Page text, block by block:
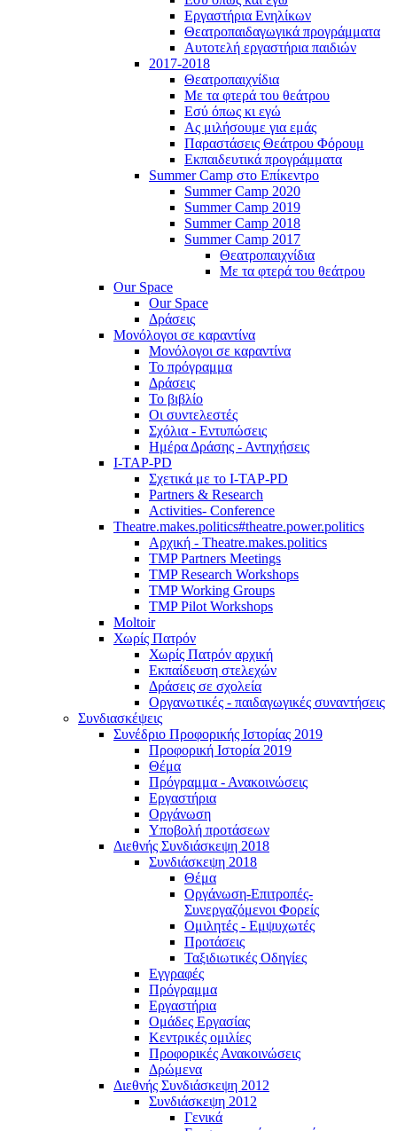
Εργαστήρια Ενηλίκων
Θεατροπαιδαγωγικά προγράμματα
Αυτοτελή εργαστήρια παιδιών
2017-2018
Θεατροπαιχνίδια
Με τα φτερά του θεάτρου
Εσύ όπως κι εγώ
Ας μιλήσουμε για εμάς
Παραστάσεις Θεάτρου Φόρουμ
Εκπαιδευτικά προγράμματα
Summer Camp στο Επίκεντρο
Summer Camp 2020
Summer Camp 2019
Summer Camp 2018
Summer Camp 2017
Θεατροπαιχνίδια
Με τα φτερά του θεάτρου
Our Space
Our Space
Δράσεις
Μονόλογοι σε καραντίνα
Μονόλογοι σε καραντίνα
Το πρόγραμμα
Δράσεις
Το βιβλίο
Οι συντελεστές
Σχόλια - Εντυπώσεις
Ημέρα Δράσης - Αντηχήσεις
I-TAP-PD
Σχετικά με το I-TAP-PD
Partners & Research
Activities- Conference
Theatre.makes.politics#theatre.power.politics
Αρχική - Theatre.makes.politics
TMP Partners Meetings
TMP Research Workshops
TMP Working Groups
TMP Pilot Workshops
Moltoir
Χωρίς Πατρόν
Χωρίς Πατρόν αρχική
Εκπαίδευση στελεχών
Δράσεις σε σχολεία
Οργανωτικές - παιδαγωγικές συναντήσεις
Συνδιασκέψεις
Συνέδριο Προφορικής Ιστορίας 2019
Προφορική Ιστορία 2019
Θέμα
Πρόγραμμα - Ανακοινώσεις
Εργαστήρια
Οργάνωση
Υποβολή προτάσεων
Διεθνής Συνδιάσκεψη 2018
Συνδιάσκεψη 2018
Θέμα
Οργάνωση-Επιτροπές-
Συνεργαζόμενοι Φορείς
Ομιλητές - Εμψυχωτές
Προτάσεις
Ταξιδιωτικές Οδηγίες
Εγγραφές
Πρόγραμμα
Εργαστήρια
Ομάδες Εργασίας
Κεντρικές ομιλίες
Προφορικές Ανακοινώσεις
Δρώμενα
Διεθνής Συνδιάσκεψη 2012
Συνδιάσκεψη 2012
Γενικά